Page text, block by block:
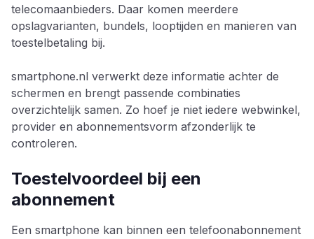
telecomaanbieders. Daar komen meerdere
opslagvarianten, bundels, looptijden en manieren van
toestelbetaling bij.
smartphone.nl verwerkt deze informatie achter de
schermen en brengt passende combinaties
overzichtelijk samen. Zo hoef je niet iedere webwinkel,
provider en abonnementsvorm afzonderlijk te
controleren.
Toestelvoordeel bij een
abonnement
Een smartphone kan binnen een telefoonabonnement